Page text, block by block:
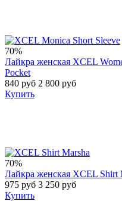
70%
Лайкра женская XCEL
Pocket
840 руб 2 800 руб
Купить
70%
Лайкра женская XCEL Shirt
975 руб 3 250 руб
Купить